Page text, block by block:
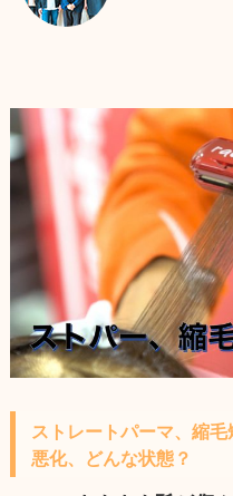
ストレートパーマ、縮
悪化、どんな状態？